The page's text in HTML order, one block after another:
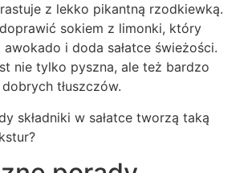
z lekko pikantną rzodkiewką.
sokiem z limonki, który
i doda sałatce świeżości.
nie tylko pyszna, ale też bardzo
tłuszczów.
składniki w sałatce tworzą taką